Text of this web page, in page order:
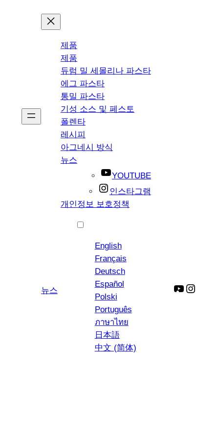
제품
제품
듀럼 밀 세몰리나 파스타
에그 파스타
통밀 파스타
기성 소스 및 페스토
폴렌타
레시피
아그네시 방식
뉴스
YOUTUBE
인스타그램
개인정보 보호정책
뉴스
English
Français
Deutsch
Español
Polski
Português
ภาษาไทย
日本語
中文 (简体)
YouTube